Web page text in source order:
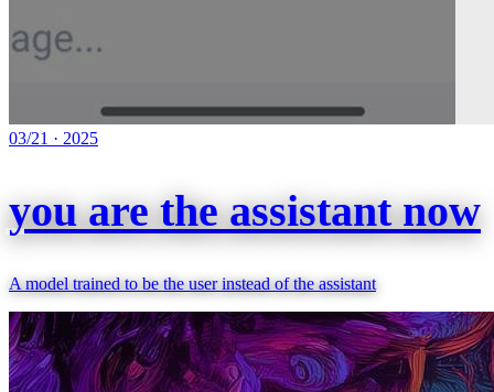
03/21 · 2025
you are the assistant now
A model trained to be the user instead of the assistant